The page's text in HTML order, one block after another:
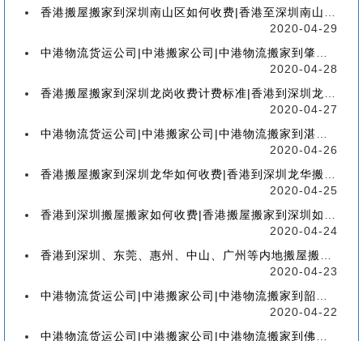
香港搬屋搬家到深圳南山区如何收费|香港至深圳南山区搬屋搬家流程、分类、包装、价格
2020-04-29
中港物流货运公司|中港搬家公司|中港物流搬家到肇庆流程、联运、包装、价格、电话、标准
2020-04-28
香港搬屋搬家到深圳龙岗收费计费标准|香港到深圳龙岗区搬家如何收费【香港搬家到龙岗】
2020-04-27
中港物流货运公司|中港搬家公司|中港物流搬家到湛江流程、联运、包装、价格、电话、标准
2020-04-26
香港搬屋搬家到深圳龙华如何收费|香港到深圳龙华搬屋搬家收费标准-【服务客户操作实感】
2020-04-25
香港到深圳搬屋搬家如何收费|香港搬屋搬家到深圳如何计费-【分享公司具体报价操作流程】
2020-04-24
香港到深圳、东莞、惠州、中山、广州等内地搬屋搬家，如何选择香港物流搬家公司
2020-04-23
中港物流货运公司|中港搬家公司|中港物流搬家到韶关流程、联运、包装、价格、电话、标准
2020-04-22
中港物流货运公司|中港搬家公司|中港物流搬家到佛山流程、联运、包装、价格、电话、标准